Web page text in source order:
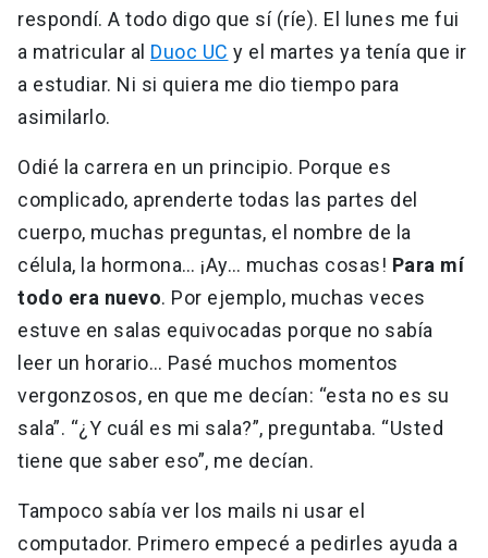
respondí. A todo digo que sí (ríe). El lunes me fui
a matricular al Duoc UC y el martes ya tenía que ir
a estudiar. Ni si quiera me dio tiempo para
asimilarlo.
Odié la carrera en un principio. Porque es
complicado, aprenderte todas las partes del
cuerpo, muchas preguntas, el nombre de la
célula, la hormona… ¡Ay… muchas cosas! Para mí
todo era nuevo. Por ejemplo, muchas veces
estuve en salas equivocadas porque no sabía
leer un horario… Pasé muchos momentos
vergonzosos, en que me decían: “esta no es su
sala”. “¿Y cuál es mi sala?”, preguntaba. “Usted
tiene que saber eso”, me decían.
Tampoco sabía ver los mails ni usar el
computador. Primero empecé a pedirles ayuda a